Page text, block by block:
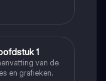
1
van de
en grafieken.